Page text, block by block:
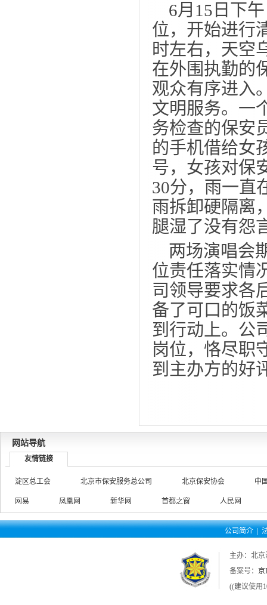
6月 15 日下
位，开始进行
时左右，天空
在外围执勤的
观众有序进入
文明服务。一
务检查的保安
的手机借给女
号，女孩对保
30分，雨一直
雨拆卸硬隔离
腿湿了没有怨
两场演唱会
位责任落实情
司领导要求各
备了可口的饭
到行动上。公
岗位，恪尽职
到主办方的好
网站导航
友情链接
淀区总工会 北京市保安服务总公司 北京保安协会 中
网易 凤凰网 新华网 首都之窗 人民网
公司简介 |
主办：北
备案号： 京
((建议使用